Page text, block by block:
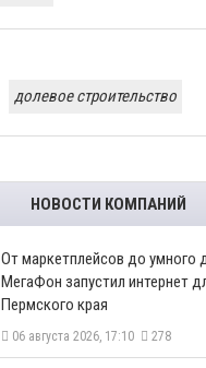
долевое строительство
НОВОСТИ КОМПАНИЙ
От маркетплейсов до умного
МегаФон запустил интернет
Пермского края
06 августа 2026, 17:10 278